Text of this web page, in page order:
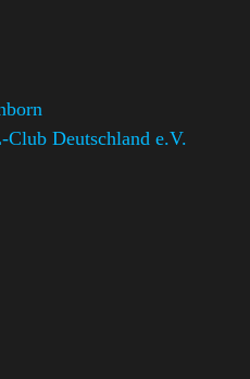
Club Deutschland e.V.